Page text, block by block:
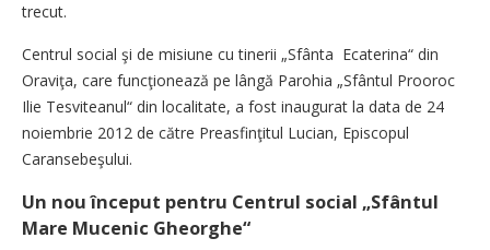
trecut.
Centrul social şi de misiune cu tinerii „Sfânta Ecaterina“ din
Oraviţa, care funcţionează pe lângă Parohia „Sfântul Prooroc
Ilie Tesviteanul“ din localitate, a fost inaugurat la data de 24
noiembrie 2012 de către Preasfinţitul Lucian, Episcopul
Caransebeşului.
Un nou început pentru Centrul social „Sfântul
Mare Mucenic Gheorghe“